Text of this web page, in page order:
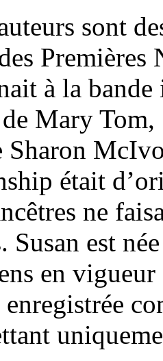
sont
Premières
à la
Mary Tom,
Sharon
était
ne
Susan est
en
enregistrée